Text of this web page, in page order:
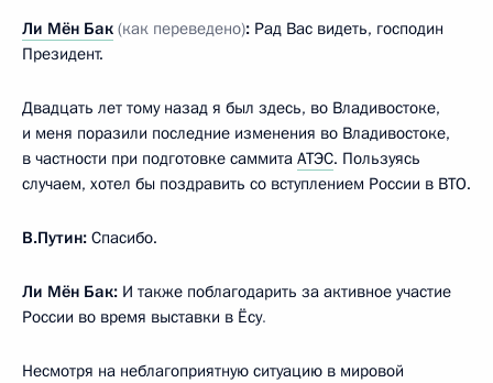
Ли Мён Бак (как переведено): Рад Вас видеть, господин
Президент.
Двадцать лет тому назад я был здесь, во Владивостоке,
и меня поразили последние изменения во Владивостоке,
в частности при подготовке саммита АТЭС. Пользуясь
случаем, хотел бы поздравить со вступлением России в ВТО.
В.Путин: Спасибо.
Ли Мён Бак: И также поблагодарить за активное участие
России во время выставки в Ёсу.
Несмотря на неблагоприятную ситуацию в мировой